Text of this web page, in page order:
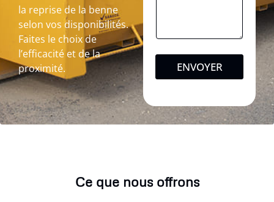
la reprise de la benne
selon vos disponibilités.
Faites le choix de
l’efficacité et de la
proximité.
ENVOYER
Ce que nous offrons